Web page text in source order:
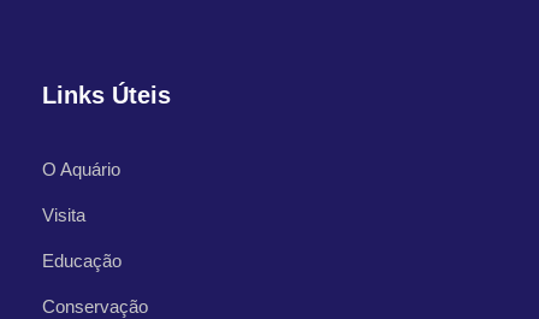
Links Úteis
O Aquário
Visita
Educação
Conservação